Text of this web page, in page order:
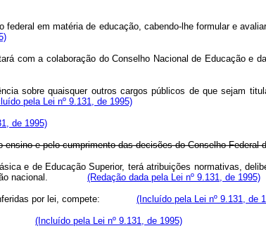
em matéria de educação, cabendo-lhe formular e
com a colaboração do Conselho Nacional de
quaisquer outros cargos públicos de que sejam
pela Lei nº 9.131, de 1995)
de 1995)
e pelo cumprimento das decisões do Conselho Federal
e de Educação Superior, terá atribuições normativas,
nacional. (Redação dada pela Lei nº 9.131, de 1995)
por lei, compete: (Incluído pela Lei nº 9.131, de
(Incluído pela Lei nº 9.131, de 1995)